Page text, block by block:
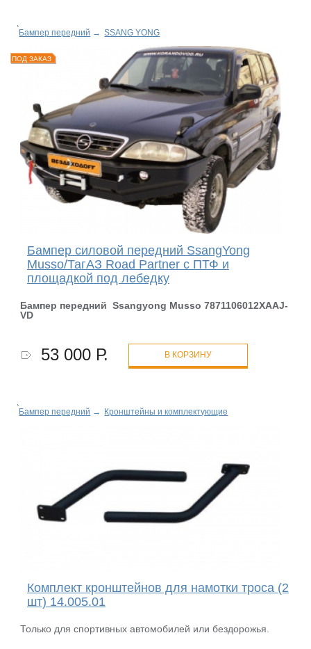
Бампер передний → SSANG YONG
ПОД ЗАКАЗ
Бампер силовой передний SsangYong
Musso/ТагАЗ Road Partner с ПТФ и
площадкой под лебедку
Бампер передний Ssangyong Musso 7871106012XAAJ-
VD
53 000 Р. В КОРЗИНУ
Бампер передний → Кронштейны и комплектующие
Комплект кронштейнов для намотки троса (2
шт) 14.005.01
Только для спортивных автомобилей или бездорожья.